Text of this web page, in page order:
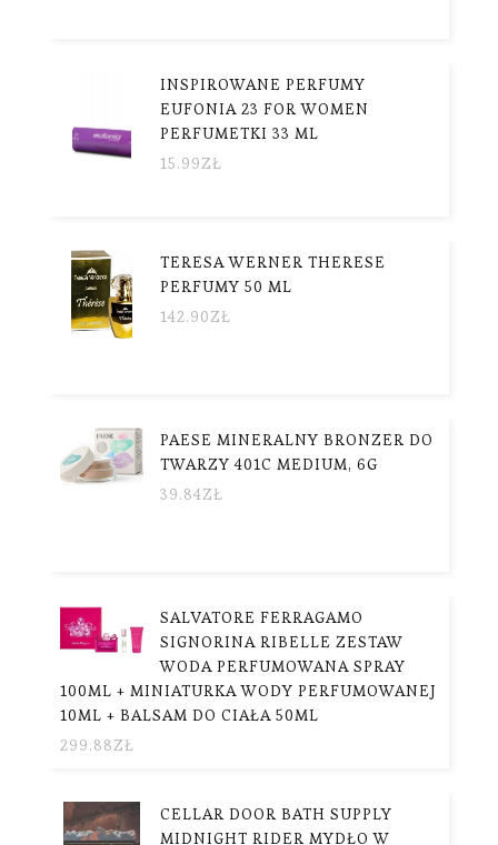
INSPIROWANE PERFUMY
EUFONIA 23 FOR WOMEN
PERFUMETKI 33 ML
15.99ZŁ
TERESA WERNER THERESE
PERFUMY 50 ML
142.90ZŁ
PAESE MINERALNY BRONZER DO
TWARZY 401C MEDIUM, 6G
39.84ZŁ
SALVATORE FERRAGAMO
SIGNORINA RIBELLE ZESTAW
WODA PERFUMOWANA SPRAY
100ML + MINIATURKA WODY PERFUMOWANEJ
10ML + BALSAM DO CIAŁA 50ML
299.88ZŁ
CELLAR DOOR BATH SUPPLY
MIDNIGHT RIDER MYDŁO W